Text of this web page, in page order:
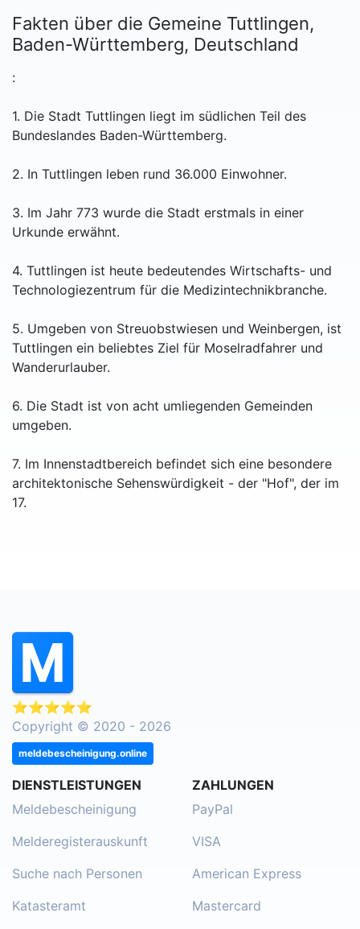
Fakten über die Gemeine Tuttlingen,
Baden-Württemberg, Deutschland
:
1. Die Stadt Tuttlingen liegt im südlichen Teil des
Bundeslandes Baden-Württemberg.
2. In Tuttlingen leben rund 36.000 Einwohner.
3. Im Jahr 773 wurde die Stadt erstmals in einer
Urkunde erwähnt.
4. Tuttlingen ist heute bedeutendes Wirtschafts- und
Technologiezentrum für die Medizintechnikbranche.
5. Umgeben von Streuobstwiesen und Weinbergen, ist
Tuttlingen ein beliebtes Ziel für Moselradfahrer und
Wanderurlauber.
6. Die Stadt ist von acht umliegenden Gemeinden
umgeben.
7. Im Innenstadtbereich befindet sich eine besondere
architektonische Sehenswürdigkeit - der "Hof", der im
17.
⭐⭐⭐⭐⭐
Copyright © 2020 - 2026
meldebescheinigung.online
DIENSTLEISTUNGEN
Meldebescheinigung
Melderegisterauskunft
Suche nach Personen
Katasteramt
ZAHLUNGEN
PayPal
VISA
American Express
Mastercard